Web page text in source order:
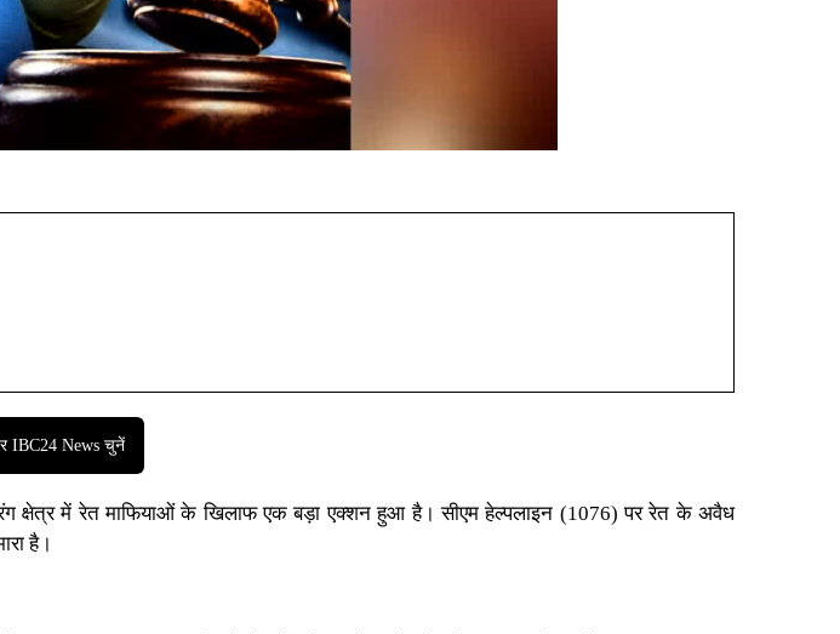
IBC24 News चुनें
क्षेत्र में रेत माफियाओं के खिलाफ एक बड़ा एक्शन हुआ है। सीएम हेल्पलाइन (1076) पर रेत के अवैध
है।